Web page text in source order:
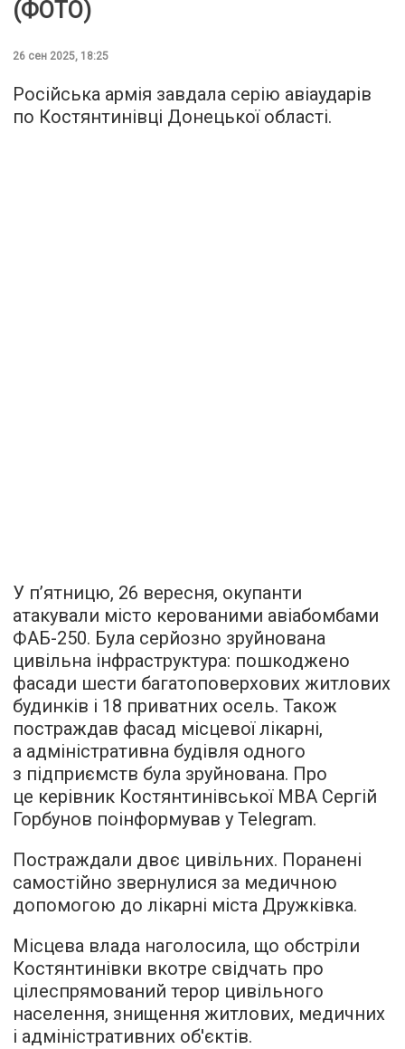
(ФОТО)
26 сен 2025, 18:25
Російська армія завдала серію авіаударів
по Костянтинівці Донецької області.
У п’ятницю, 26 вересня, окупанти
атакували місто керованими авіабомбами
ФАБ-250. Була серйозно зруйнована
цивільна інфраструктура: пошкоджено
фасади шести багатоповерхових житлових
будинків і 18 приватних осель. Також
постраждав фасад місцевої лікарні,
а адміністративна будівля одного
з підприємств була зруйнована. Про
це керівник Костянтинівської МВА Сергій
Горбунов поінформував у Telegram.
Постраждали двоє цивільних. Поранені
самостійно звернулися за медичною
допомогою до лікарні міста Дружківка.
Місцева влада наголосила, що обстріли
Костянтинівки вкотре свідчать про
цілеспрямований терор цивільного
населення, знищення житлових, медичних
і адміністративних об'єктів.